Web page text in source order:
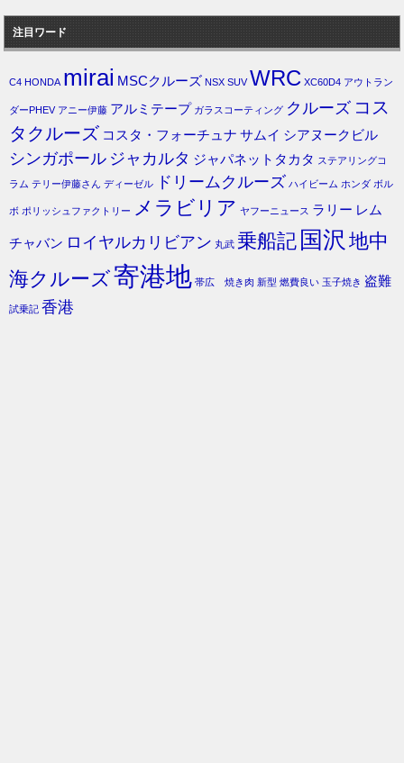
注目ワード
C4 HONDA mirai MSCクルーズ NSX SUV WRC XC60D4 アウトラン
ダーPHEV アニー伊藤 アルミテープ ガラスコーティング クルーズ コス
タクルーズ コスタ・フォーチュナ サムイ シアヌークビル
シンガポール ジャカルタ ジャパネットタカタ ステアリングコ
ラム テリー伊藤さん ディーゼル ドリームクルーズ ハイビーム ホンダ ボル
ボ ポリッシュファクトリー メラビリア ヤフーニュース ラリー レム
チャバン ロイヤルカリビアン 丸武 乗船記 国沢 地中
海クルーズ寄港地 帯広 焼き肉 新型 燃費良い 玉子焼き 盗難
試乗記 香港